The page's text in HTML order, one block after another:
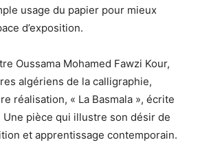
usage du papier pour mieux
d’exposition.
Oussama Mohamed Fawzi Kour,
algériens de la calligraphie,
réalisation, « La Basmala », écrite
pièce qui illustre son désir de
et apprentissage contemporain.